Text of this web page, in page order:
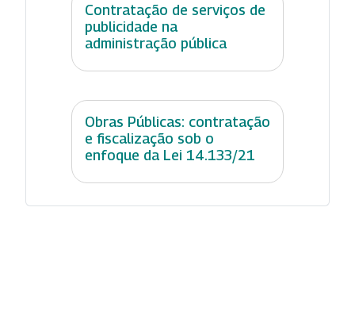
Contratação de serviços de
publicidade na
administração pública
Obras Públicas: contratação
e fiscalização sob o
enfoque da Lei 14.133/21